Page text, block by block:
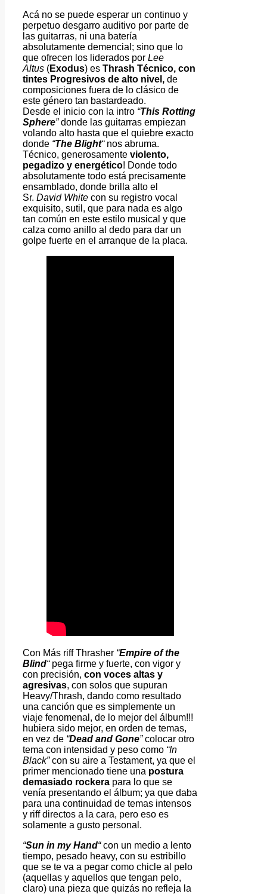
Acá no se puede esperar un continuo y
perpetuo desgarro auditivo por parte de
las guitarras, ni una batería
absolutamente demencial; sino que lo
que ofrecen los liderados por Lee
Altus (Exodus) es Thrash Técnico, con
tintes Progresivos de alto nivel, de
composiciones fuera de lo clásico de
este género tan bastardeado.
Desde el inicio con la intro “This Rotting
Sphere”donde las guitarras empiezan
volando alto hasta que el quiebre exacto
donde “The Blight“nos abruma.
Técnico, generosamente violento,
pegadizo y energético! Donde todo
absolutamente todo está precisamente
ensamblado, donde brilla alto el
Sr. David White con su registro vocal
exquisito, sutil, que para nada es algo
tan común en este estilo musical y que
calza como anillo al dedo para dar un
golpe fuerte en el arranque de la placa.
Con Más riff Thrasher “Empire of the
Blind“pega firme y fuerte, con vigor y
con precisión, con voces altas y
agresivas, con solos que supuran
Heavy/Thrash, dando como resultado
una canción que es simplemente un
viaje fenomenal, de lo mejor del álbum!!!
hubiera sido mejor, en orden de temas,
en vez de “Dead and Gone”colocar otro
tema con intensidad y peso como “In
Black”con su aire a Testament, ya que el
primer mencionado tiene una postura
demasiado rockera para lo que se
venía presentando el álbum; ya que daba
para una continuidad de temas intensos
y riff directos a la cara, pero eso es
solamente a gusto personal.
“Sun in my Hand“con un medio a lento
tiempo, pesado heavy, con su estribillo
que se te va a pegar como chicle al pelo
(aquellas y aquellos que tengan pelo,
claro) una pieza que quizás no refleja la